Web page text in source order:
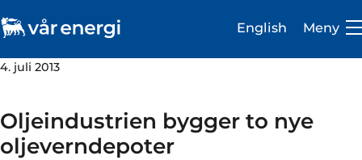
English Meny
4. juli 2013
Oljeindustrien bygger to nye
oljeverndepoter